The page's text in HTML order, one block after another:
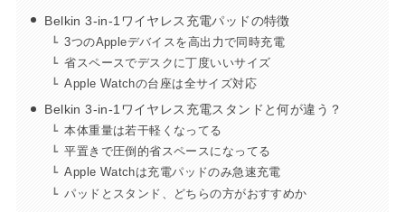
Belkin 3-in-1ワイヤレス充電パッドの特徴
3つのAppleデバイスを高出力で同時充電
省スペースでデスクに丁度いいサイズ
Apple Watchの台座は全サイズ対応
Belkin 3-in-1ワイヤレス充電スタンドと何が違う？
本体重量は若干軽くなってる
平置きで圧倒的省スペースになってる
Apple Watchは充電パッドのみ急速充電
パッドとスタンド、どちらの方がおすすめか